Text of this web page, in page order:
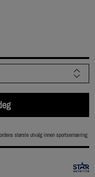
største utvalg innen sportsernæring